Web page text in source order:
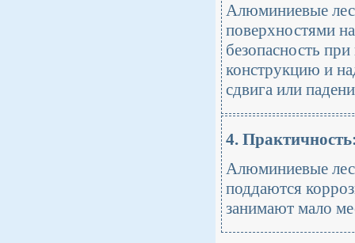
Алюминиевые
поверхностями
безопасность
конструкцию и
сдвига или
4.
Алюминиевые
поддаются
занимают мало